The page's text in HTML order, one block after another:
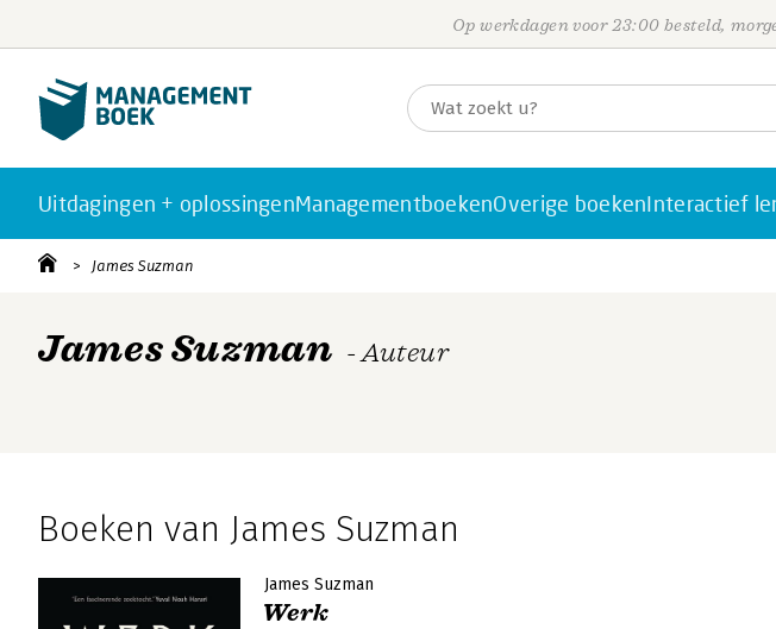
Op werkdagen voor 23:00 besteld,
Uitdagingen + oplossingenManagementboekenOverige boekenInteractief
James Suzman
James Suzman - Auteur
Boeken van James Suzman
James Suzman
Werk